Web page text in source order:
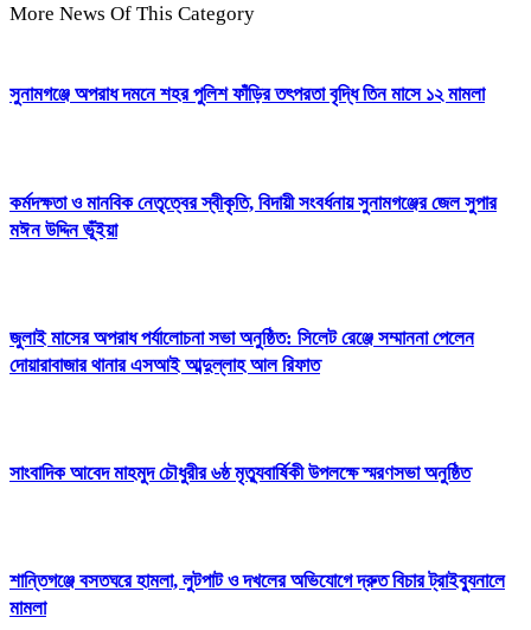
More News Of This Category
সুনামগঞ্জে অপরাধ দমনে শহর পুলিশ ফাঁড়ির তৎপরতা বৃদ্ধি তিন মাসে ১২ মামলা
কর্মদক্ষতা ও মানবিক নেতৃত্বের স্বীকৃতি, বিদায়ী সংবর্ধনায় সুনামগঞ্জের জেল সুপার
মঈন উদ্দিন ভূঁইয়া
জুলাই মাসের অপরাধ পর্যালোচনা সভা অনুষ্ঠিত: সিলেট রেঞ্জে সম্মাননা পেলেন
দোয়ারাবাজার থানার এসআই আব্দুল্লাহ আল রিফাত
সাংবাদিক আবেদ মাহমুদ চৌধুরীর ৬ষ্ঠ মৃত্যুবার্ষিকী উপলক্ষে স্মরণসভা অনুষ্ঠিত
শান্তিগঞ্জে বসতঘরে হামলা, লুটপাট ও দখলের অভিযোগে দ্রুত বিচার ট্রাইব্যুনালে
মামলা